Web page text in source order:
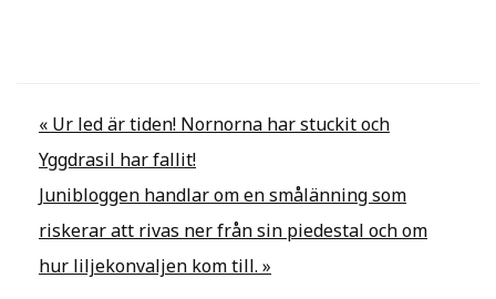
Inläggsnavigering
« Ur led är tiden! Nornorna har stuckit och
Yggdrasil har fallit!
Junibloggen handlar om en smålänning som
riskerar att rivas ner från sin piedestal och om
hur liljekonvaljen kom till. »